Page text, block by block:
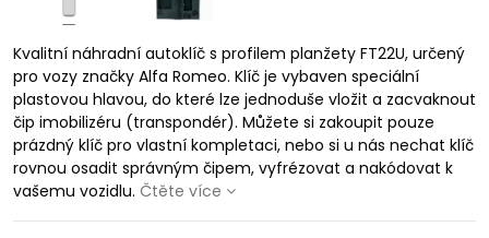
Kvalitní náhradní autoklíč s profilem planžety FT22U, určený
pro vozy značky Alfa Romeo. Klíč je vybaven speciální
plastovou hlavou, do které lze jednoduše vložit a zacvaknout
čip imobilizéru (transpondér). Můžete si zakoupit pouze
prázdný klíč pro vlastní kompletaci, nebo si u nás nechat klíč
rovnou osadit správným čipem, vyfrézovat a nakódovat k
vašemu vozidlu. Čtěte více